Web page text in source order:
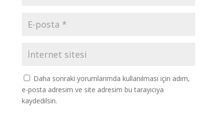
Daha sonraki yorumlarımda kullanılması için adım,
e-posta adresim ve site adresim bu tarayıcıya
kaydedilsin.